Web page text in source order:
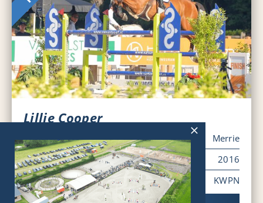
Lillie Cooper
Geslacht
Merrie
Geboortejaar
2016
Stamboom
KWPN